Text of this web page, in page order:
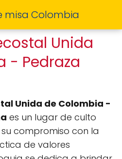
misa Colombia
Unida
- Pedraza
Unida de Colombia -
es un lugar de culto
compromiso con la
de valores